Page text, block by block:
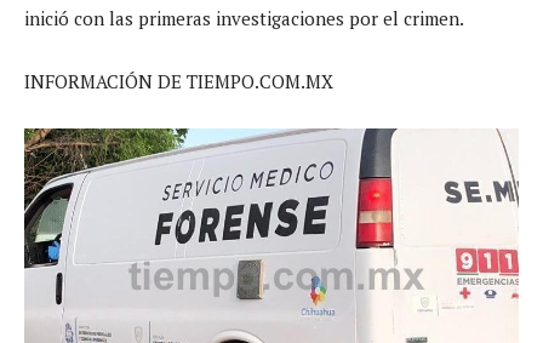
inició con las primeras investigaciones por el crimen.
INFORMACIÓN DE TIEMPO.COM.MX